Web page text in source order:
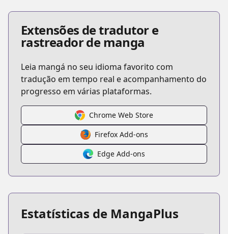
Extensões de tradutor e
rastreador de manga
Leia mangá no seu idioma favorito com
tradução em tempo real e acompanhamento do
progresso em várias plataformas.
Chrome Web Store
Firefox Add-ons
Edge Add-ons
Estatísticas de MangaPlus